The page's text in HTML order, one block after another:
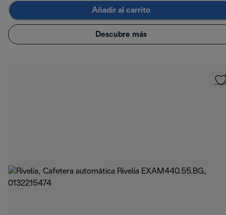
Añadir al carrito
Descubre más